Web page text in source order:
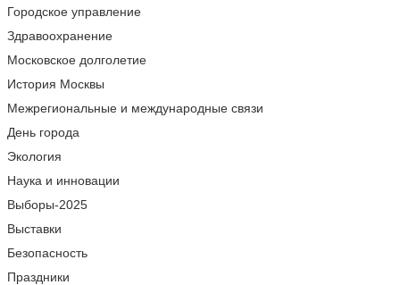
Городское управление
Здравоохранение
Московское долголетие
История Москвы
Межрегиональные и международные связи
День города
Экология
Наука и инновации
Выборы-2025
Выставки
Безопасность
Праздники